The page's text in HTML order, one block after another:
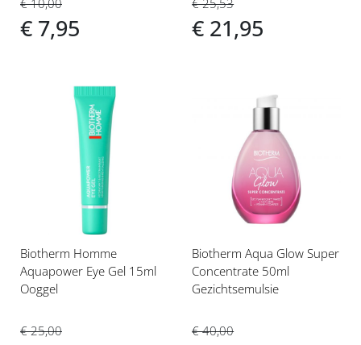
€ 10,00
€ 7,95
€ 25,53
€ 21,95
verlanglijst
Biotherm Homme
Aquapower Eye Gel 15ml
Ooggel
€ 25,00
verlanglijst
Biotherm Aqua Glow Super
Concentrate 50ml
Gezichtsemulsie
€ 40,00